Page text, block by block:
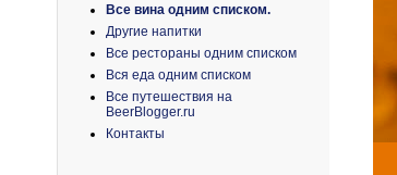
Все вина одним списком.
Другие напитки
Все рестораны одним списком
Вся еда одним списком
Все путешествия на
BeerBlogger.ru
Контакты